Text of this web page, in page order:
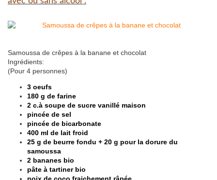
Samoussa de crêpes à la banane et chocolat
Ingrédients:
(Pour 4 personnes)
3 oeufs
180 g de farine
2 c.à soupe de sucre vanillé maison
pincée de sel
pincée de bicarbonate
400 ml de lait froid
25 g de beurre fondu + 20 g pour la dorure du
samoussa
2 bananes bio
pâte à tartiner bio